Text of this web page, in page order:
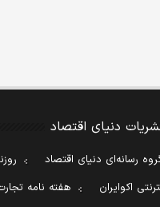
دنیای اقتصاد
رسانه‌ای دنیای اقتصاد
اکوایران
هفته نامه